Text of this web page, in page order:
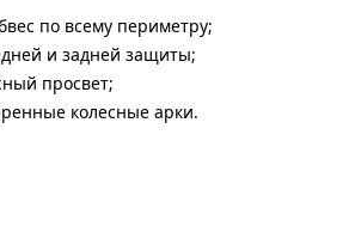
по всему периметру;
и задней защиты;
просвет;
колесные арки.